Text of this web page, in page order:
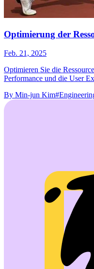
Optimierung der
Feb. 21, 2025
Optimieren Sie die
Performance und die User
By Min-jun Kim